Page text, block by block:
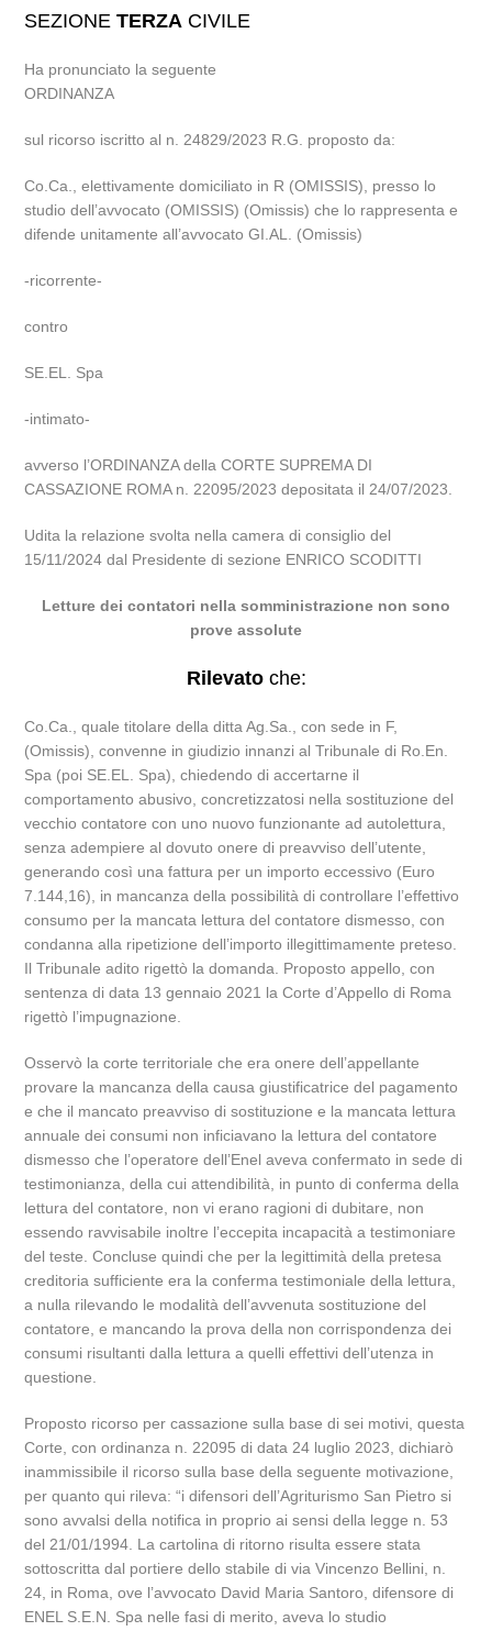
SEZIONETERZA CIVILE
Ha pronunciato la seguente
ORDINANZA
sul ricorso iscritto al n. 24829/2023 R.G. proposto da:
Co.Ca., elettivamente domiciliato in R (OMISSIS), presso lo
studio dell’avvocato (OMISSIS) (Omissis) che lo rappresenta e
difende unitamente all’avvocato GI.AL. (Omissis)
-ricorrente-
contro
SE.EL. Spa
-intimato-
avverso l’ORDINANZA della CORTE SUPREMA DI
CASSAZIONE ROMA n. 22095/2023 depositata il 24/07/2023.
Udita la relazione svolta nella camera di consiglio del
15/11/2024 dal Presidente di sezione ENRICO SCODITTI
Letture dei contatori nella somministrazione non sono
prove assolute
Rilevatoche:
Co.Ca., quale titolare della ditta Ag.Sa., con sede in F,
(Omissis), convenne in giudizio innanzi al Tribunale di Ro.En.
Spa (poi SE.EL. Spa), chiedendo di accertarne il
comportamento abusivo, concretizzatosi nella sostituzione del
vecchio contatore con uno nuovo funzionante ad autolettura,
senza adempiere al dovuto onere di preavviso dell’utente,
generando così una fattura per un importo eccessivo (Euro
7.144,16), in mancanza della possibilità di controllare l’effettivo
consumo per la mancata lettura del contatore dismesso, con
condanna alla ripetizione dell’importo illegittimamente preteso.
Il Tribunale adito rigettò la domanda. Proposto appello, con
sentenza di data 13 gennaio 2021 la Corte d’Appello di Roma
rigettò l’impugnazione.
Osservò la corte territoriale che era onere dell’appellante
provare la mancanza della causa giustificatrice del pagamento
e che il mancato preavviso di sostituzione e la mancata lettura
annuale dei consumi non inficiavano la lettura del contatore
dismesso che l’operatore dell’Enel aveva confermato in sede di
testimonianza, della cui attendibilità, in punto di conferma della
lettura del contatore, non vi erano ragioni di dubitare, non
essendo ravvisabile inoltre l’eccepita incapacità a testimoniare
del teste. Concluse quindi che per la legittimità della pretesa
creditoria sufficiente era la conferma testimoniale della lettura,
a nulla rilevando le modalità dell’avvenuta sostituzione del
contatore, e mancando la prova della non corrispondenza dei
consumi risultanti dalla lettura a quelli effettivi dell’utenza in
questione.
Proposto ricorso per cassazione sulla base di sei motivi, questa
Corte, con ordinanza n. 22095 di data 24 luglio 2023, dichiarò
inammissibile il ricorso sulla base della seguente motivazione,
per quanto qui rileva: “i difensori dell’Agriturismo San Pietro si
sono avvalsi della notifica in proprio ai sensi della legge n. 53
del 21/01/1994. La cartolina di ritorno risulta essere stata
sottoscritta dal portiere dello stabile di via Vincenzo Bellini, n.
24, in Roma, ove l’avvocato David Maria Santoro, difensore di
ENEL S.E.N. Spa nelle fasi di merito, aveva lo studio